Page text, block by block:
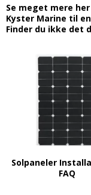
Se meget mere
Kyster Marine til
Finder du ikke det
Solpaneler
FAQ